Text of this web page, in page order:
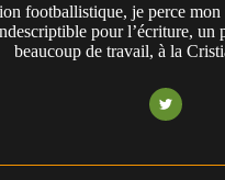
footballistique, je perce
pour l’écriture, un
beaucoup de travail, à la